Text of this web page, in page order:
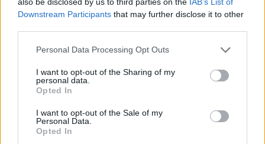
Downstream Participants that may further disclose it to other
Please note that this website/app uses one or more Google
not limited to your visit or usage behaviour. You may click to
grant or deny consent to Google and its third-party tags to
use your data for below specified purposes in below Google
consent section.
Personal Data Processing Opt Outs
I want to opt-out of the Sharing of my
personal data.
Opted In
I want to opt-out of the Sale of my
Personal Data.
Opted In
StarTrekker•2024. október 31.